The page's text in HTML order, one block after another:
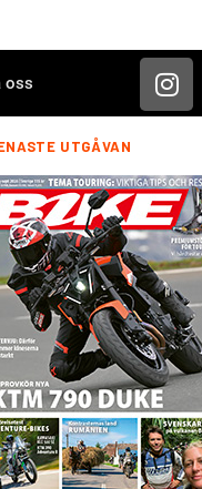
oss
UTGÅVAN